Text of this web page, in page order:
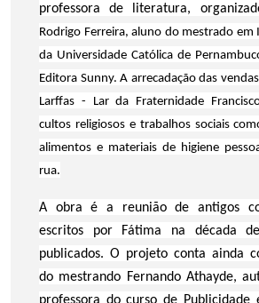
professora de literatura,
Rodrigo Ferreira, aluno do mestrado em
da Universidade Católica de
Editora Sunny. A arrecadação das
Larffas - Lar da Fraternidade
cultos religiosos e trabalhos sociais
alimentos e materiais de higiene
rua.
A obra é a reunião de antigos
escritos por Fátima na década
publicados. O projeto conta ainda
do mestrando Fernando Athayde,